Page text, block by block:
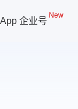
企业号
New